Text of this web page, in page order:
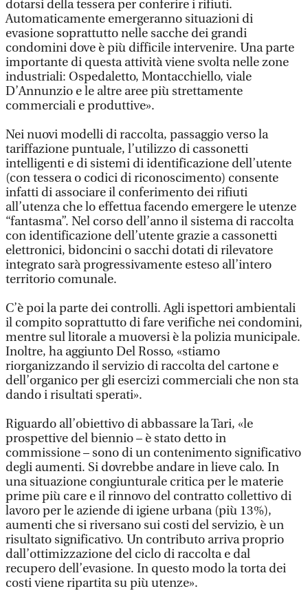
dotarsi della tessera per conferire i rifiuti.
Automaticamente emergeranno situazioni di
evasione soprattutto nelle sacche dei grandi
condomini dove è più difficile intervenire. Una parte
importante di questa attività viene svolta nelle zone
industriali: Ospedaletto, Montacchiello, viale
D’Annunzio e le altre aree più strettamente
commerciali e produttive».
Nei nuovi modelli di raccolta, passaggio verso la
tariffazione puntuale, l’utilizzo di cassonetti
intelligenti e di sistemi di identificazione dell’utente
(con tessera o codici di riconoscimento) consente
infatti di associare il conferimento dei rifiuti
all’utenza che lo effettua facendo emergere le utenze
“fantasma”. Nel corso dell’anno il sistema di raccolta
con identificazione dell’utente grazie a cassonetti
elettronici, bidoncini o sacchi dotati di rilevatore
integrato sarà progressivamente esteso all’intero
territorio comunale.
C’è poi la parte dei controlli. Agli ispettori ambientali
il compito soprattutto di fare verifiche nei condomini,
mentre sul litorale a muoversi è la polizia municipale.
Inoltre, ha aggiunto Del Rosso, «stiamo
riorganizzando il servizio di raccolta del cartone e
dell’organico per gli esercizi commerciali che non sta
dando i risultati sperati».
Riguardo all’obiettivo di abbassare la Tari, «le
prospettive del biennio – è stato detto in
commissione – sono di un contenimento significativo
degli aumenti. Si dovrebbe andare in lieve calo. In
una situazione congiunturale critica per le materie
prime più care e il rinnovo del contratto collettivo di
lavoro per le aziende di igiene urbana (più 13%),
aumenti che si riversano sui costi del servizio, è un
risultato significativo. Un contributo arriva proprio
dall’ottimizzazione del ciclo di raccolta e dal
recupero dell’evasione. In questo modo la torta dei
costi viene ripartita su più utenze».